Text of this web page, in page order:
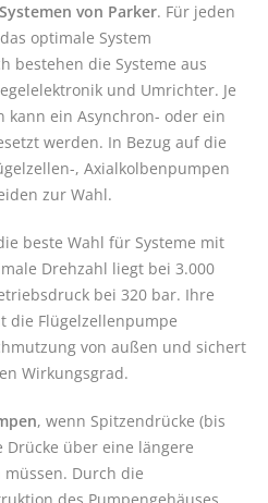
von Parker. Für jeden
optimale System
bestehen die Systeme aus
und Umrichter. Je
kann ein Asynchron- oder ein
werden. In Bezug auf die
, Axialkolbenpumpen
zur Wahl.
beste Wahl für Systeme mit
Drehzahl liegt bei 3.000
bei 320 bar. Ihre
die Flügelzellenpumpe
von außen und sichert
Wirkungsgrad.
, wenn Spitzendrücke (bis
über eine längere
Durch die